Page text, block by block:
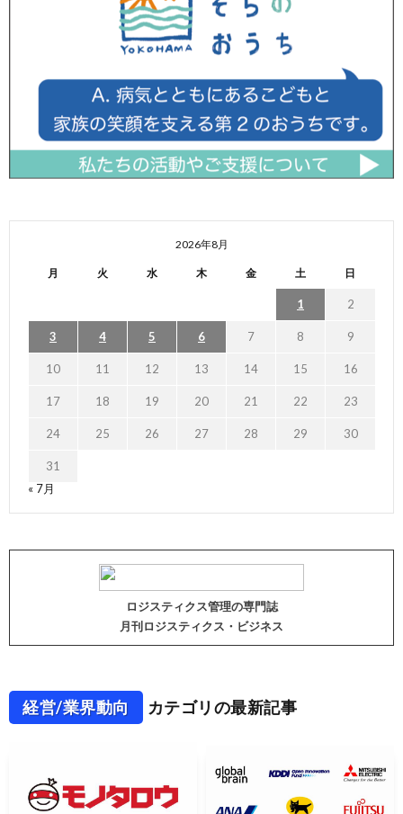
2026年8月
月 火 水 木 金 土 日
1 2
3 4 5 6 7 8 9
10 11 12 13 14 15 16
17 18 19 20 21 22 23
24 25 26 27 28 29 30
31
« 7月
ロジスティクス管理の専門誌
月刊ロジスティクス・ビジネス
経営/業界動向 カテゴリの最新記事